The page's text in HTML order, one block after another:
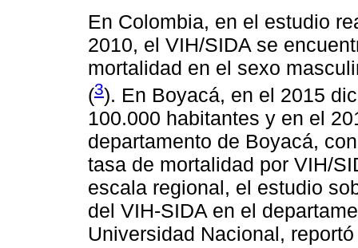
En Colombia, en el estudio
2010, el VIH/SIDA se
mortalidad en el sexo
(3). En Boyacá, en el 2015
100.000 habitantes y en el
departamento de Boyacá,
tasa de mortalidad por VIH/
escala regional, el estudio
del VIH-SIDA en el
Universidad Nacional,